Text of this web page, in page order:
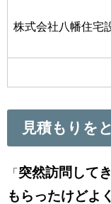
株式会社八幡住宅
見積もりを
「 突然訪問して
もらったけどよ